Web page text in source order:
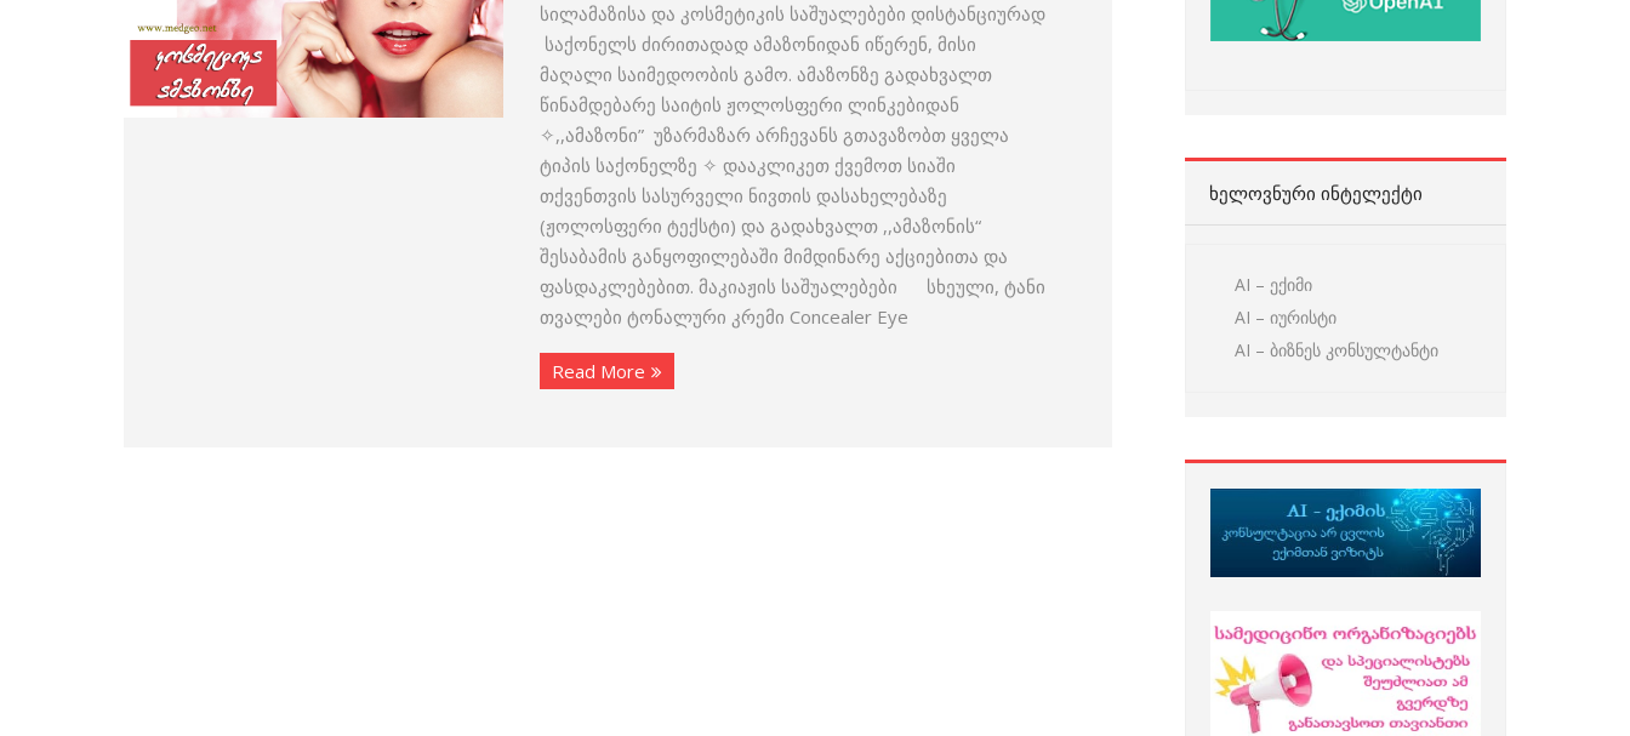
სილამაზისა და კოსმეტიკის საშუალებები დისტანციურად
საქონელს ძირითადად ამაზონიდან იწერენ, მისი
მაღალი საიმედოობის გამო. ამაზონზე გადახვალთ
წინამდებარე საიტის ჟოლოსფერი ლინკებიდან
✧,,ამაზონი” უზარმაზარ არჩევანს გთავაზობთ ყველა
ტიპის საქონელზე ✧ დააკლიკეთ ქვემოთ სიაში
თქვენთვის სასურველი ნივთის დასახელებაზე
(ჟოლოსფერი ტექსტი) და გადახვალთ ,,ამაზონის“
შესაბამის განყოფილებაში მიმდინარე აქციებითა და
ფასდაკლებებით. მაკიაჟის საშუალებები სხეული, ტანი
თვალები ტონალური კრემი Concealer Eye
Read More
ᲮᲔᲚᲝᲕᲜᲣᲠᲘ ᲘᲜᲢᲔᲚᲔᲥᲢᲘ
AI – ექიმი
AI – იურისტი
AI – ბიზნეს კონსულტანტი